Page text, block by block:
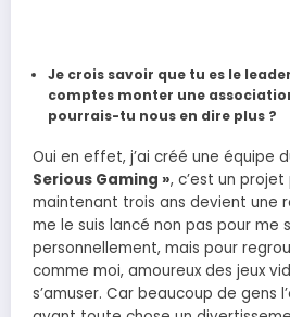
Je crois savoir que tu es le
comptes monter une
pourrais-tu nous en dire plus ?
Oui en effet, j’ai créé une équipe
Serious Gaming », c’est un
maintenant trois ans devient une
me le suis lancé non pas pour me
personnellement, mais pour
comme moi, amoureux des jeux
s’amuser. Car beaucoup de gens